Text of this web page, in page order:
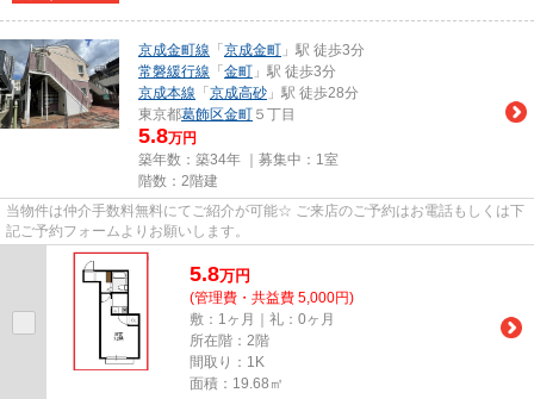
京成金町線 「 京成金町 」駅 徒歩3分
常磐緩行線 「 金町 」駅 徒歩3分
京成本線 「 京成高砂 」駅 徒歩28分
東京都葛飾区金町 ５丁目
5.8万円
築年数：築34年 ｜募集中： 1室
階数：2階建
当物件は仲介手数料無料にてご紹介が可能☆ ご来店のご予約はお電話もしくは下
記ご予約フォームよりお願いします。
5.8万円
(管理費・共益費 5,000円)
敷：1ヶ月｜礼：0ヶ月
所在階：2階
間取り：1K
面積：19.68㎡